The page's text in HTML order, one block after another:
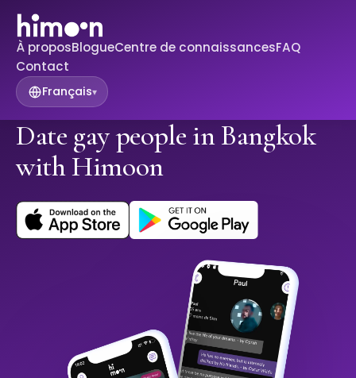
À proposBlogueCentre de connaissancesFAQ
Contact
Français▾
Date gay people in Bangkok
with Himoon